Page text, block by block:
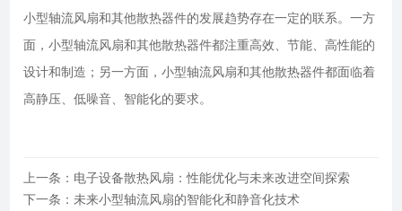
小型轴流风扇和其他散热器件的发展趋势存在一定的联系。一方
面，小型轴流风扇和其他散热器件都注重高效、节能、高性能的
设计和制造；另一方面，小型轴流风扇和其他散热器件都面临着
高静压、低噪音、智能化的要求。
上一条：电子设备散热风扇：性能优化与未来改进空间探索
下一条：未来小型轴流风扇的智能化和静音化技术